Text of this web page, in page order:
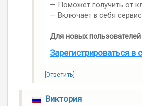
— Поможет получить от
— Включает в себя
Для новых
Зарегистрироваться в
[Ответить]
Виктория